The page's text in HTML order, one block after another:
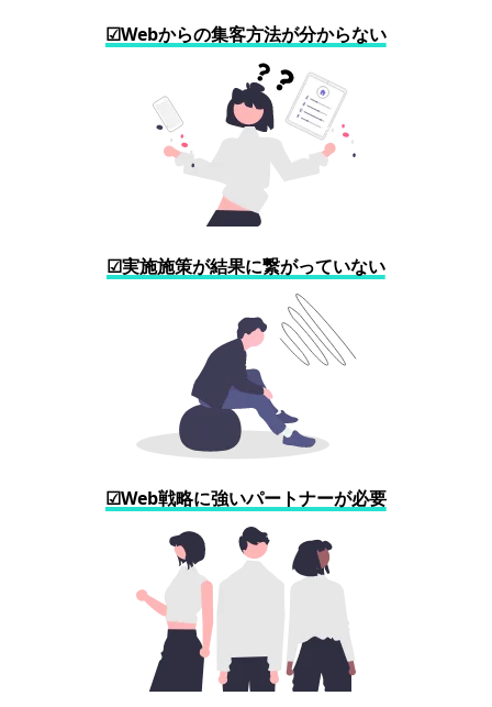
☑Webからの集客方法が分からない
☑実施施策が結果に繋がっていない
☑Web戦略に強いパートナーが必要